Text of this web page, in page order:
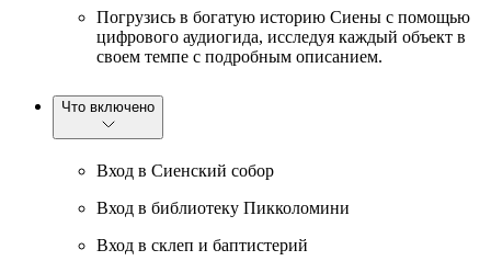
Погрузись в богатую историю Сиены с помощью
цифрового аудиогида, исследуя каждый объект в
своем темпе с подробным описанием.
Что включено
Вход в Сиенский собор
Вход в библиотеку Пикколомини
Вход в склеп и баптистерий